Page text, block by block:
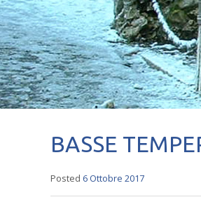
BASSE
Posted 6 Ottobre 2017